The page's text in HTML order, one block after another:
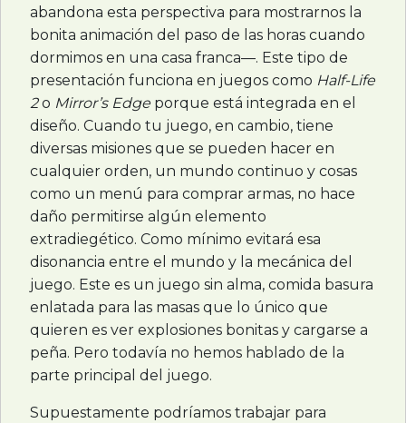
abandona esta perspectiva para mostrarnos la
bonita animación del paso de las horas cuando
dormimos en una casa franca—. Este tipo de
presentación funciona en juegos como Half-Life
2o Mirror’s Edge porque está integrada en el
diseño. Cuando tu juego, en cambio, tiene
diversas misiones que se pueden hacer en
cualquier orden, un mundo continuo y cosas
como un menú para comprar armas, no hace
daño permitirse algún elemento
extradiegético. Como mínimo evitará esa
disonancia entre el mundo y la mecánica del
juego. Este es un juego sin alma, comida basura
enlatada para las masas que lo único que
quieren es ver explosiones bonitas y cargarse a
peña. Pero todavía no hemos hablado de la
parte principal del juego.
Supuestamente podríamos trabajar para